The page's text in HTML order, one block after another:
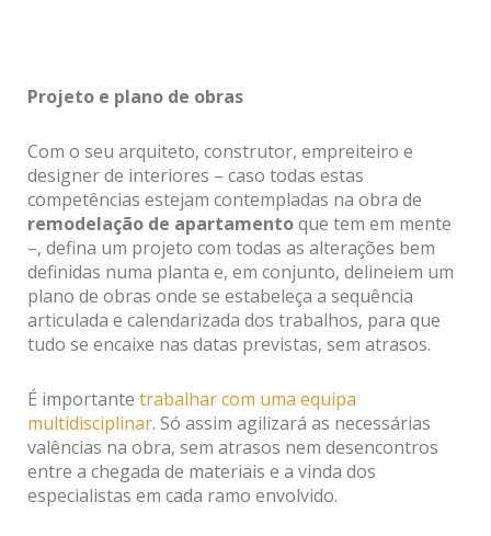
Projeto e plano de obras
Com o seu arquiteto, construtor, empreiteiro e
designer de interiores – caso todas estas
competências estejam contempladas na obra de
remodelação de apartamentoque tem em mente
–, defina um projeto com todas as alterações bem
definidas numa planta e, em conjunto, delineiem um
plano de obras onde se estabeleça a sequência
articulada e calendarizada dos trabalhos, para que
tudo se encaixe nas datas previstas, sem atrasos.
É importante trabalhar com uma equipa
multidisciplinar. Só assim agilizará as necessárias
valências na obra, sem atrasos nem desencontros
entre a chegada de materiais e a vinda dos
especialistas em cada ramo envolvido.